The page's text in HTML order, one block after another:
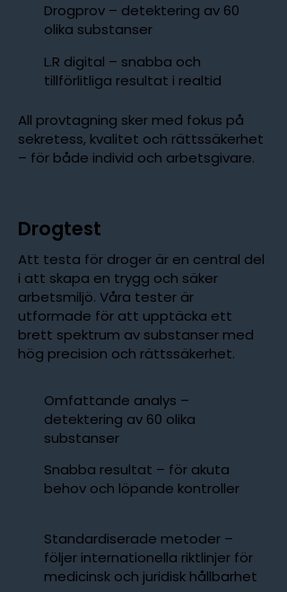
Drogprov – detektering av 60
olika substanser
L.R digital – snabba och
tillförlitliga resultat i realtid
All provtagning sker med fokus på
sekretess, kvalitet och rättssäkerhet
– för både individ och arbetsgivare.
Drogtest
Att testa för droger är en central del
i att skapa en trygg och säker
arbetsmiljö. Våra tester är
utformade för att upptäcka ett
brett spektrum av substanser med
hög precision och rättssäkerhet.
Omfattande analys –
detektering av 60 olika
substanser
Snabba resultat – för akuta
behov och löpande kontroller
Standardiserade metoder –
följer internationella riktlinjer för
medicinsk och juridisk hållbarhet